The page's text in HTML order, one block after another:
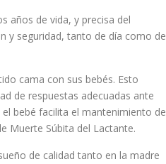
años de vida, y precisa del
y seguridad, tanto de día como de
cama con sus bebés. Esto
de respuestas adecuadas ante
bebé facilita el mantenimiento de
Muerte Súbita del Lactante.
de calidad tanto en la madre